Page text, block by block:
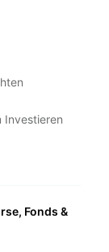
Investieren
Fonds &